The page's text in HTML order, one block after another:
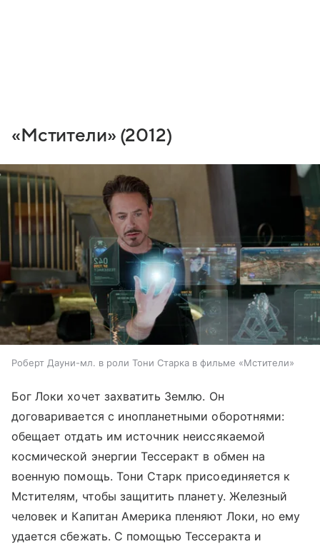
«Мстители» (2012)
Роберт Дауни-мл. в роли Тони Старка в фильме «Мстители»
Бог Локи хочет захватить Землю. Он
договаривается с инопланетными оборотнями:
обещает отдать им источник неиссякаемой
космической энергии Тессеракт в обмен на
военную помощь. Тони Старк присоединяется к
Мстителям, чтобы защитить планету. Железный
человек и Капитан Америка пленяют Локи, но ему
удается сбежать. С помощью Тессеракта и